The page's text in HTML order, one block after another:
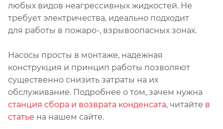
любых видов неагрессивных жидкостей. Не
требует электричества, идеально подходит
для работы в пожаро-, взрывоопасных зонах.
Насосы просты в монтаже, надежная
конструкция и принцип работы позволяют
существенно снизить затраты на их
обслуживание. Подробнее о том, зачем нужна
станция сбора и возврата конденсата, читайте в
статье на нашем сайте.